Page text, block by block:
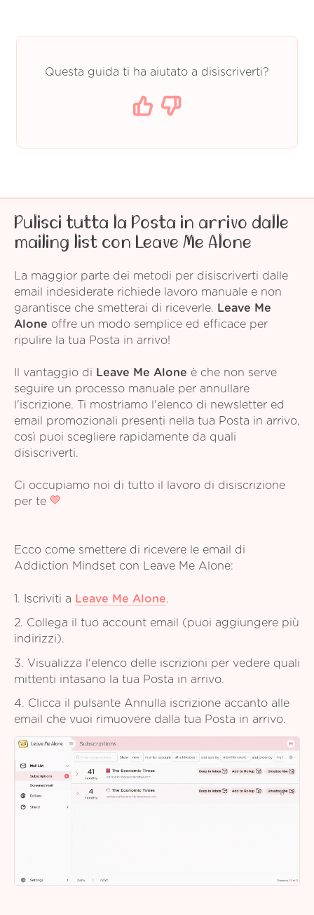
Questa guida ti ha aiutato a disiscriverti?
Pulisci tutta la Posta in arrivo dalle
mailing list con Leave Me Alone
La maggior parte dei metodi per disiscriverti dalle
email indesiderate richiede lavoro manuale e non
garantisce che smetterai di riceverle.
Leave Me
Alone offre un modo semplice ed efficace per
ripulire la tua Posta in arrivo!
Il vantaggio di Leave Me Alone è che non serve
seguire un processo manuale per annullare
l'iscrizione. Ti mostriamo l'elenco di newsletter ed
email promozionali presenti nella tua Posta in arrivo,
così puoi scegliere rapidamente da quali
disiscriverti.
Ci occupiamo noi di tutto il lavoro di disiscrizione
per te
Ecco come smettere di ricevere le email di
Addiction Mindset con Leave Me Alone:
1. Iscriviti a Leave Me Alone.
2. Collega il tuo account email (puoi aggiungere più
indirizzi).
3. Visualizza l'elenco delle iscrizioni per vedere quali
mittenti intasano la tua Posta in arrivo.
4. Clicca il pulsante Annulla iscrizione accanto alle
email che vuoi rimuovere dalla tua Posta in arrivo.